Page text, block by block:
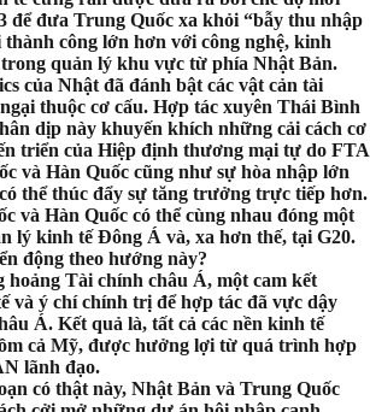
để đưa Trung Quốc xa khỏi “bẫy thu nhập
công lớn hơn với công nghệ, kinh
quản lý khu vực từ phía Nhật Bản.
của Nhật đã đánh bật các vật cản tài
thuộc cơ cấu. Hợp tác xuyên Thái Bình
dịp này khuyến khích những cải cách cơ
triển của Hiệp định thương mại tự do FTA
và Hàn Quốc cũng như sự hòa nhập lớn
thể thúc đẩy sự tăng trưởng trực tiếp hơn.
và Hàn Quốc có thể cùng nhau đóng một
lý kinh tế Đông Á và, xa hơn thế, tại G20.
động theo hướng này?
hoảng Tài chính châu Á, một cam kết
và ý chí chính trị để hợp tác đã vực dậy
Á. Kết quả là, tất cả các nền kinh tế
cả Mỹ, được hưởng lợi từ quá trình hợp
lãnh đạo.
có thật này, Nhật Bản và Trung Quốc